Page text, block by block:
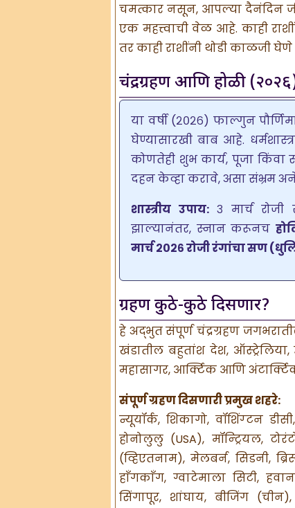
चमत्कार नसून, आपल्या दैनंदिन
एक महत्त्वाची वेळ आहे. काही
तर काही राशींनी थोडी काळजी
चंद्रग्रहण आणि होळी
या वर्षी (२०२६) फाल्गुन
घेण्यासारखी बाब आहे.
कोणतेही शुभ कार्य, पूजा किंवा
दहन केव्हा करावे, असा संभ्रम
शास्त्रीय उपाय:३ मार्च रोजी
झाल्यानंतर, स्नान करूनच
मार्च २०२६ रोजी रंगांचा सण
ग्रहण कुठे-कुठे दिसणार?
हे अद्भुत संपूर्ण चंद्रग्रहण
खंडातील बहुतांश देश, ऑस्ट्रेलिया,
महासागर, आर्क्टिक आणि
संपूर्ण ग्रहण दिसणारी प्रमुख शहरे:
न्यूयॉर्क, शिकागो, वॉशिंग्टन
होनोलुलु (USA), मॉन्ट्रियल,
(व्हिएतनाम), मेलबर्न, सिडनी,
हाँगकाँग, ग्वाटेमाला सिटी,
सिंगापूर, शांघाय, बीजिंग